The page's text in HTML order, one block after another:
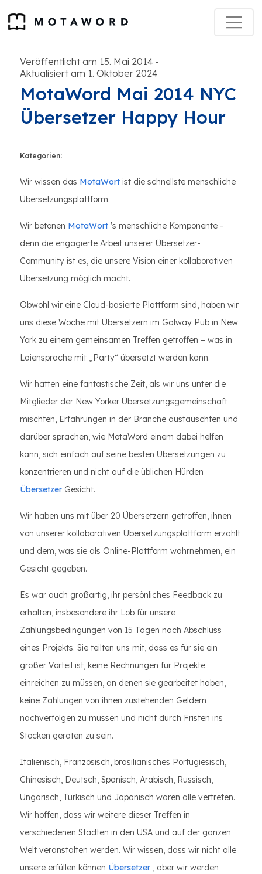
Veröffentlicht am 15. Mai 2014 -
Aktualisiert am 1. Oktober 2024
MotaWord Mai 2014 NYC
Übersetzer Happy Hour
Kategorien:
Wir wissen das MotaWort ist die schnellste menschliche
Übersetzungsplattform.
Wir betonen MotaWort 's menschliche Komponente -
denn die engagierte Arbeit unserer Übersetzer-
Community ist es, die unsere Vision einer kollaborativen
Übersetzung möglich macht.
Obwohl wir eine Cloud-basierte Plattform sind, haben wir
uns diese Woche mit Übersetzern im Galway Pub in New
York zu einem gemeinsamen Treffen getroffen – was in
Laiensprache mit „Party“ übersetzt werden kann.
Wir hatten eine fantastische Zeit, als wir uns unter die
Mitglieder der New Yorker Übersetzungsgemeinschaft
mischten, Erfahrungen in der Branche austauschten und
darüber sprachen, wie MotaWord einem dabei helfen
kann, sich einfach auf seine besten Übersetzungen zu
konzentrieren und nicht auf die üblichen Hürden
Übersetzer Gesicht.
Wir haben uns mit über 20 Übersetzern getroffen, ihnen
von unserer kollaborativen Übersetzungsplattform erzählt
und dem, was sie als Online-Plattform wahrnehmen, ein
Gesicht gegeben.
Es war auch großartig, ihr persönliches Feedback zu
erhalten, insbesondere ihr Lob für unsere
Zahlungsbedingungen von 15 Tagen nach Abschluss
eines Projekts. Sie teilten uns mit, dass es für sie ein
großer Vorteil ist, keine Rechnungen für Projekte
einreichen zu müssen, an denen sie gearbeitet haben,
keine Zahlungen von ihnen zustehenden Geldern
nachverfolgen zu müssen und nicht durch Fristen ins
Stocken geraten zu sein.
Italienisch, Französisch, brasilianisches Portugiesisch,
Chinesisch, Deutsch, Spanisch, Arabisch, Russisch,
Ungarisch, Türkisch und Japanisch waren alle vertreten.
Wir hoffen, dass wir weitere dieser Treffen in
verschiedenen Städten in den USA und auf der ganzen
Welt veranstalten werden. Wir wissen, dass wir nicht alle
unsere erfüllen können Übersetzer , aber wir werden